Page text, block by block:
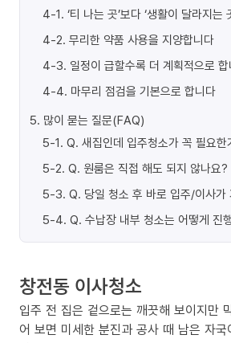
4-1. ‘티 나는 곳’보다 ‘생활이 달라지는
4-2. 무리한 약품 사용을 지양합니다
4-3. 일정이 급할수록 더 계획적으로
4-4. 마무리 점검을 기본으로 합니다
5. 많이 묻는 질문(FAQ)
5-1. Q. 새집인데 입주청소가 꼭 필요한
5-2. Q. 원룸은 직접 해도 되지 않나요?
5-3. Q. 당일 청소 후 바로 입주/이사가
5-4. Q. 수납장 내부 청소는 어떻게 진
창전동 이사청소
입주 전 집은 겉으로는 깨끗해 보이지만
어 보면 미세한 분진과 공사 때 남은 자